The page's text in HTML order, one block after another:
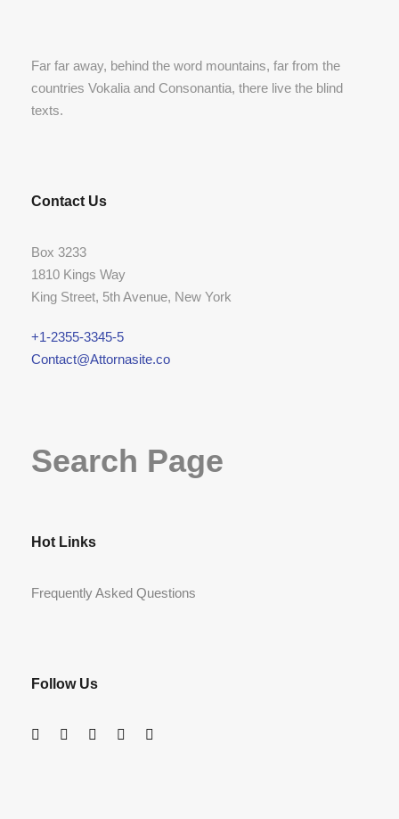
Far far away, behind the word mountains, far from the
countries Vokalia and Consonantia, there live the blind
texts.
Contact Us
Box 3233
1810 Kings Way
King Street, 5th Avenue, New York
+1-2355-3345-5
Contact@Attornasite.co
Search Page
Hot Links
Frequently Asked Questions
Follow Us